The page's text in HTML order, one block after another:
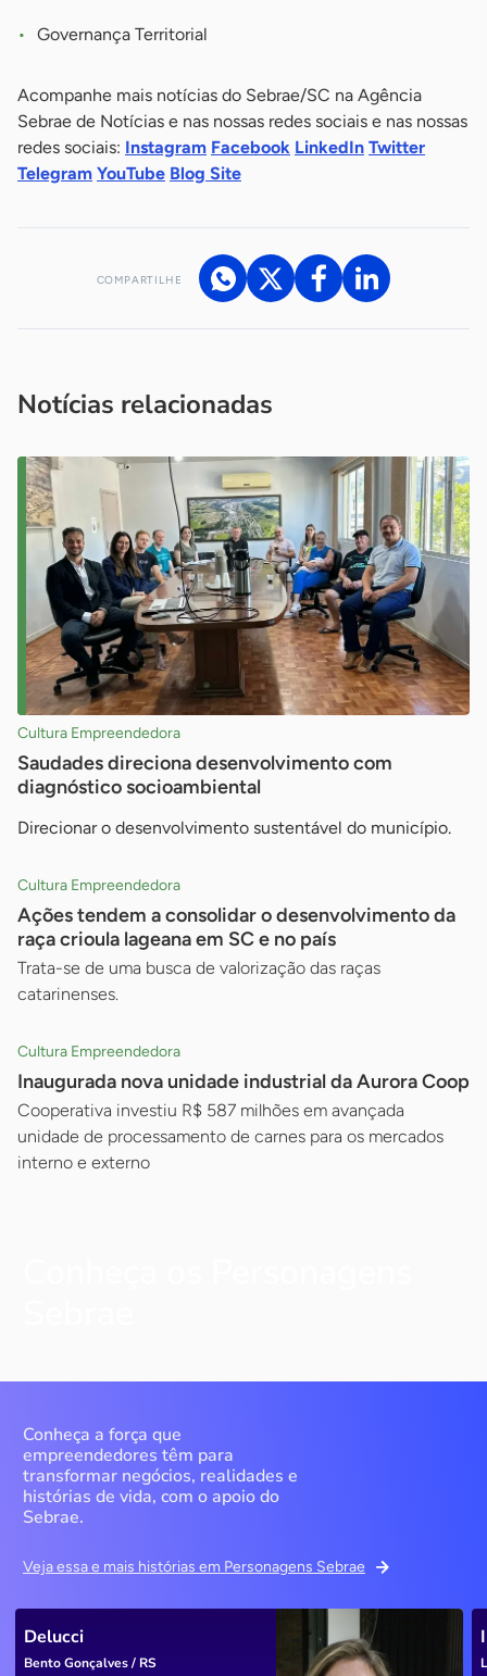
Governança Territorial
Acompanhe mais notícias do Sebrae/SC na Agência
Sebrae de Notícias e nas nossas redes sociais e nas nossas
redes sociais: Instagram Facebook LinkedIn Twitter
Telegram YouTube Blog Site
COMPARTILHE
Notícias relacionadas
Cultura Empreendedora
Saudades direciona desenvolvimento com
diagnóstico socioambiental
Direcionar o desenvolvimento sustentável do município.
Cultura Empreendedora
Ações tendem a consolidar o desenvolvimento da
raça crioula lageana em SC e no país
Trata-se de uma busca de valorização das raças
catarinenses.
Cultura Empreendedora
Inaugurada nova unidade industrial da Aurora Coop
Cooperativa investiu R$ 587 milhões em avançada
unidade de processamento de carnes para os mercados
interno e externo
Conheça a força que
empreendedores têm para
transformar negócios, realidades e
histórias de vida, com o apoio do
Sebrae.
Veja essa e mais histórias em Personagens Sebrae
Delucci
Bento Gonçalves / RS